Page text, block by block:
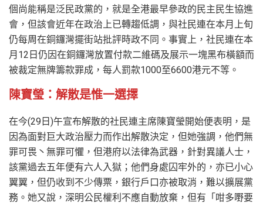
個尚能稱是泛民政黨的，就是全港最早參政的民主民生協進
會，但該會近年在政治上已轉趨低調，與社民連在本月上旬
仍每周在銅鑼灣擺街站批評時政不同。事實上，社民連在本
月12日仍因在銅鑼灣放置付款二維碼及展示一塊黑布橫額而
被裁定無牌籌款罪成，每人罰款1000至6600港元不等。
陳寶瑩：解散是惟一選擇
在今(29日)午宣布解散的社民連主席陳寶瑩開始便表明，是
因為面對巨大政治壓力而作出解散決定，但她強調，他們無
罪可畏丶無罪可懼，但港府以法律為武器，針對異議人士，
該黨過去五年便有六人入獄；他們身處囚牢外的，亦已小心
翼翼，但仍收到不少傳票，銀行戶口亦被取消，難以擴展黨
務。她又說，深明公民權利不應自動放棄，但有「咁多嘢要